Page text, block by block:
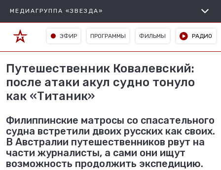
МЕДИАГРУППА «ЗВЕЗДА»
ЭФИР ПРОГРАММЫ ФИЛЬМЫ РАДИО
Путешественник Ковалевский:
после атаки акул судно тонуло
как «Титаник»
Филиппинские матросы со спасательного
судна встретили двоих русских как своих.
В Австралии путешественников рвут на
части журналисты, а сами они ищут
возможность продолжить экспедицию.